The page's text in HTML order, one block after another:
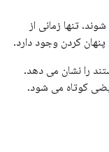
تنها زمانی از
را نشان می دهد.
کوتاه می شود.